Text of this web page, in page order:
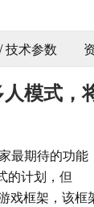
技术参数
模式
最期待的功能
的计划，但
戏框架，该框